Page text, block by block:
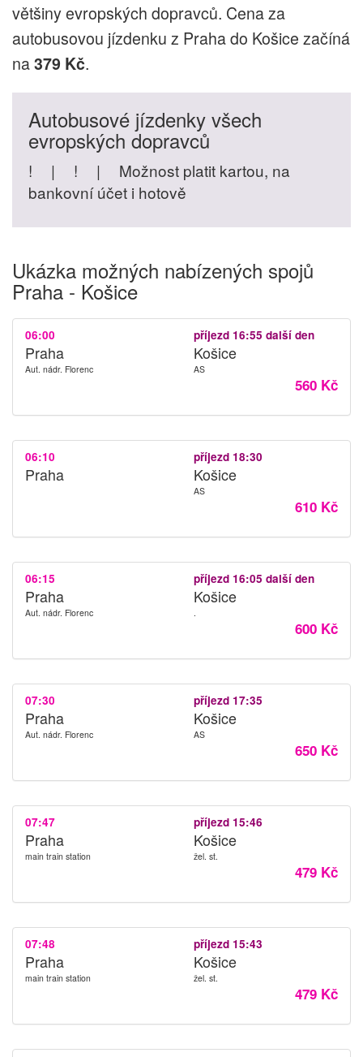
většiny evropských dopravců. Cena za
autobusovou jízdenku z Praha do Košice začíná
na379 Kč.
Autobusové jízdenky všech
evropských dopravců
! | ! |
Možnost platit kartou, na
bankovní účet i hotově
Ukázka možných nabízených spojů
Praha - Košice
06:00
Praha
Aut. nádr. Florenc
příjezd 16:55 další den
Košice
AS
560 Kč
06:10
Praha
příjezd 18:30
Košice
AS
610 Kč
06:15
Praha
Aut. nádr. Florenc
příjezd 16:05 další den
Košice
.
600 Kč
07:30
Praha
Aut. nádr. Florenc
příjezd 17:35
Košice
AS
650 Kč
07:47
Praha
main train station
příjezd 15:46
Košice
žel. st.
479 Kč
07:48
Praha
main train station
příjezd 15:43
Košice
žel. st.
479 Kč